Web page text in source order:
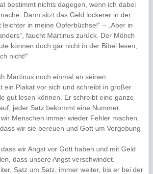
bestimmt nichts dagegen, wenn ich dabei
Dann sitzt das Geld lockerer in der
in meine Opferbüchse!“ – „Aber in
faucht Martinus zurück. Der Mönch
können doch gar nicht in der Bibel lesen,
nicht!“
Martinus noch einmal an seinen
ein Plakat vor sich und schreibt in großer
gut lesen können. Er schreibt eine ganze
jeder Satz bekommt eine Nummer.
Menschen immer wieder Fehler machen.
wir sie bereuen und Gott um Vergebung
wir Angst vor Gott haben und mit Geld
dass unsere Angst verschwindet.
Satz um Satz, immer weiter, bis er bei der